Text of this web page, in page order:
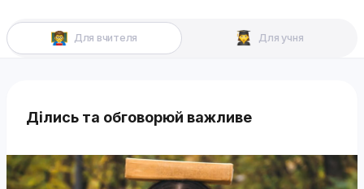
Для вчителя Для учня
Ділись та обговорюй важливе